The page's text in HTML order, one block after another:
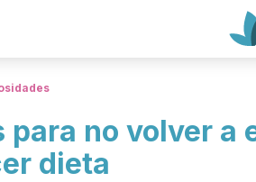
para no volver a
dieta